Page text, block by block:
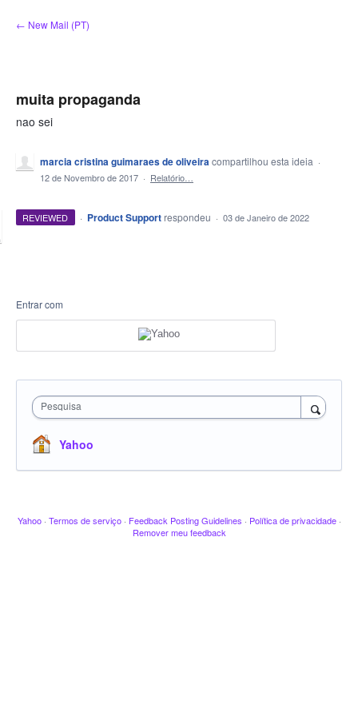
para
← New Mail (PT)
muita propaganda
nao sei
marcia cristina guimaraes de oliveiracompartilhou esta ideia ·
12 de Novembro de 2017 · Relatório…
REVIEWED · Product Support respondeu · 03 de Janeiro de 2022
Entrar com
Pesquisa
Yahoo
Yahoo · Termos de serviço · Feedback Posting Guidelines · Política de privacidade ·
Remover meu feedback